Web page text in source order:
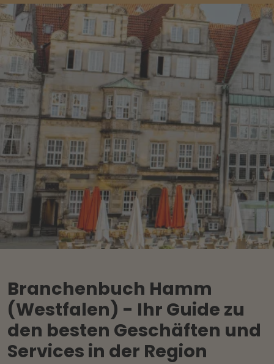
Branchenbuch Hamm
(Westfalen) - Ihr Guide zu
den besten Geschäften und
Services in der Region